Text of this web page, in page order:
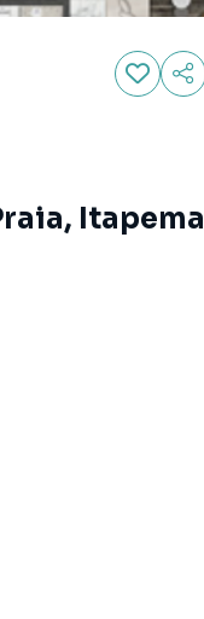
Itapema